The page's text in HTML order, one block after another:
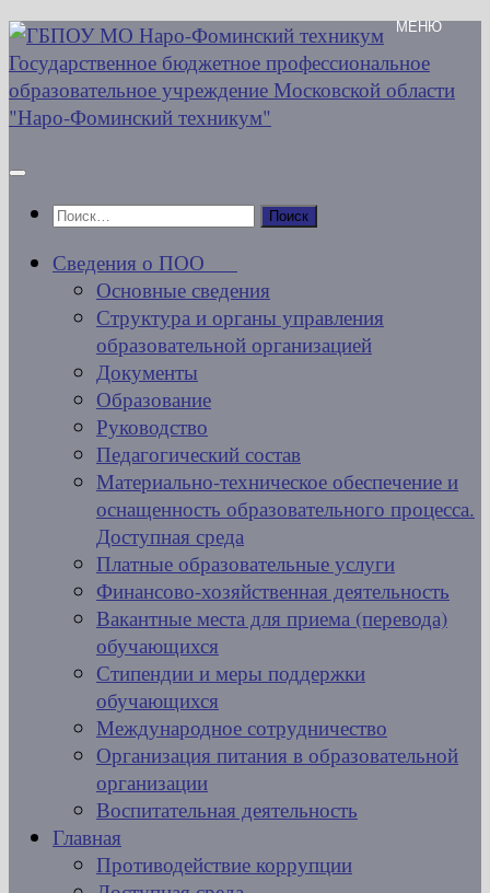
Перейти
к
содержимому
Найти:
Сведения о ПОО
Основные сведения
Структура и органы управления
образовательной организацией
Документы
Образование
Руководство
Педагогический состав
Материально-техническое обеспечение и
оснащенность образовательного процесса.
Доступная среда
Платные образовательные услуги
Финансово-хозяйственная деятельность
Вакантные места для приема (перевода)
обучающихся
Стипендии и меры поддержки
обучающихся
Международное сотрудничество
Организация питания в образовательной
организации
Воспитательная деятельность
Главная
Противодействие коррупции